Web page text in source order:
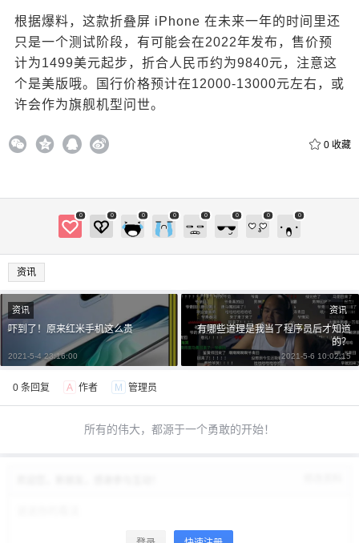
根据爆料，这款折叠屏 iPhone 在未来一年的时间里还
只是一个测试阶段，有可能会在2022年发布，售价预
计为1499美元起步，折合人民币约为9840元，注意这
个是美版哦。国行价格预计在12000-13000元左右，或
许会作为旗舰机型问世。
0 收藏
0 0 0 0 0 0 0 0
资讯
2 元 元 10 元
20 元 50 元 自定义
资讯
吓到了！原来红米手机这么贵
2021-5-4 23:16:00
资讯
有哪些道理是我当了程序员后才知道
的？
2021-5-6 10:02:15
0 条回复 A 作者 M 管理员
所有的伟大，都源于一个勇敢的开始！